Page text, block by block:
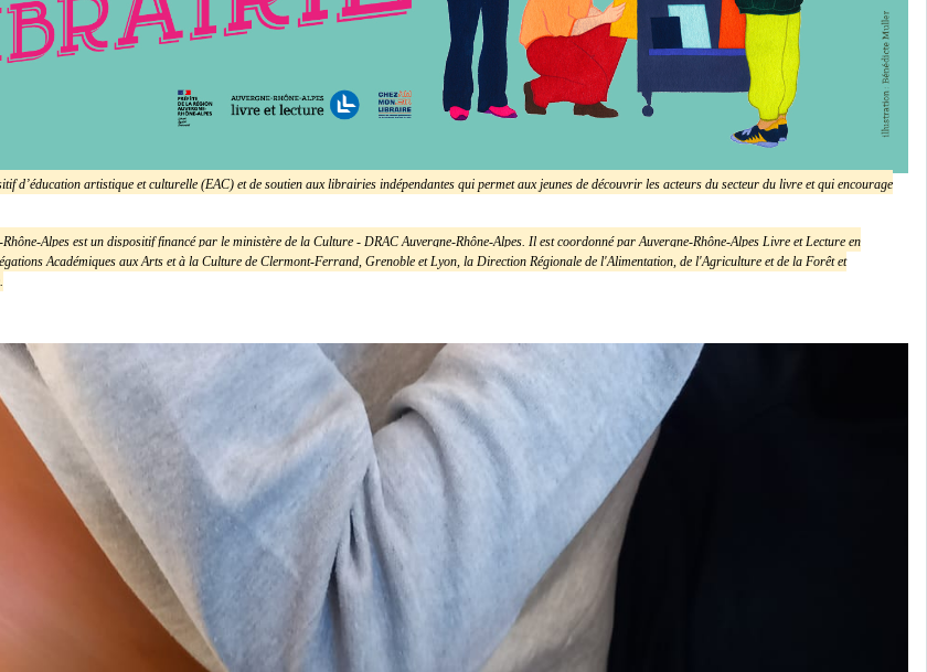
d’éducation artistique et culturelle (EAC) et de soutien aux librairies indépendantes qui permet aux jeunes de découvrir les acteurs du secteur du livre et qui encourage
Alpes est un dispositif financé par le ministère de la Culture - DRAC Auvergne-Rhône-Alpes. Il est coordonné par Auvergne-Rhône-Alpes Livre et Lecture en
Académiques aux Arts et à la Culture de Clermont-Ferrand, Grenoble et Lyon, la Direction Régionale de l'Alimentation, de l'Agriculture et de la Forêt et